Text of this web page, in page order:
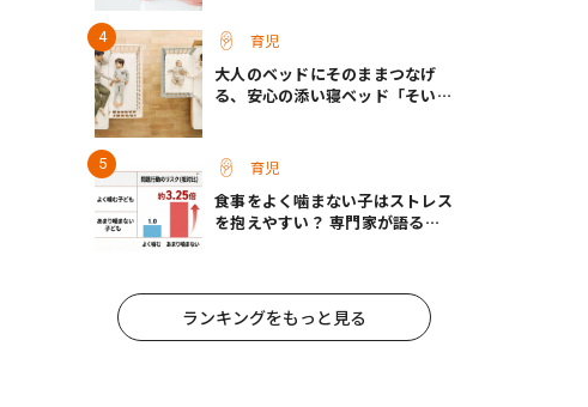
育児
大人のベッドにそのままつなげ
る、安心の添い寝ベッド「そいね
育児
食事をよく噛まない子はストレス
を抱えやすい？ 専門家が語る、
ランキングをもっと見る